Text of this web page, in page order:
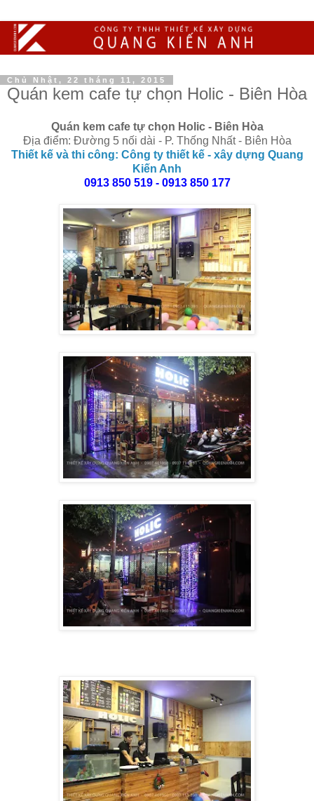
Chủ Nhật, 22 tháng 11, 2015
Quán kem cafe tự chọn Holic - Biên Hòa
Quán kem cafe tự chọn Holic - Biên Hòa
Địa điểm: Đường 5 nối dài - P. Thống Nhất - Biên Hòa
Thiết kế và thi công: Công ty thiết kế - xây dựng Quang
Kiến Anh
0913 850 519 - 0913 850 177